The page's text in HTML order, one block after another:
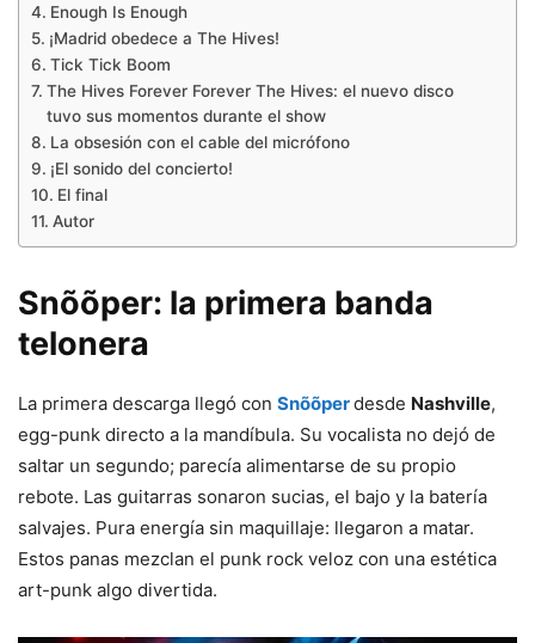
Enough Is Enough
¡Madrid obedece a The Hives!
Tick Tick Boom
The Hives Forever Forever The Hives: el nuevo disco
tuvo sus momentos durante el show
La obsesión con el cable del micrófono
¡El sonido del concierto!
El final
Autor
Snõõper: la primera banda
telonera
La primera descarga llegó con Snõõperdesde Nashville,
egg-punk directo a la mandíbula. Su vocalista no dejó de
saltar un segundo; parecía alimentarse de su propio
rebote. Las guitarras sonaron sucias, el bajo y la batería
salvajes. Pura energía sin maquillaje: llegaron a matar.
Estos panas mezclan el punk rock veloz con una estética
art-punk algo divertida.